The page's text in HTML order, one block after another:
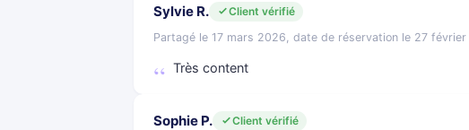
Sylvie R.
Client vérifié
Partagé le 17 mars 2026, date de réservation le 27 février
Très content
Sophie P.
Client vérifié